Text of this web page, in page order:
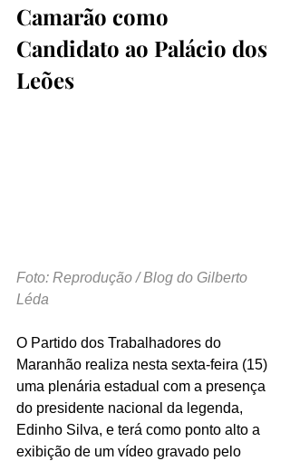
Camarão como
Candidato ao Palácio dos
Leões
Foto: Reprodução / Blog do Gilberto
Léda
O Partido dos Trabalhadores do
Maranhão realiza nesta sexta-feira (15)
uma plenária estadual com a presença
do presidente nacional da legenda,
Edinho Silva, e terá como ponto alto a
exibição de um vídeo gravado pelo